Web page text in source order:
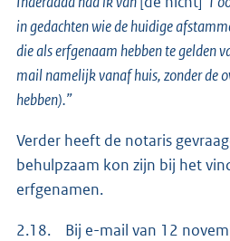
in gedachten wie de huidige
die als erfgenaam hebben te gelden
mail namelijk vanaf huis, zonder de
hebben).”
Verder heeft de notaris
behulpzaam kon zijn bij het
erfgenamen.
2.18. Bij e-mail van 12